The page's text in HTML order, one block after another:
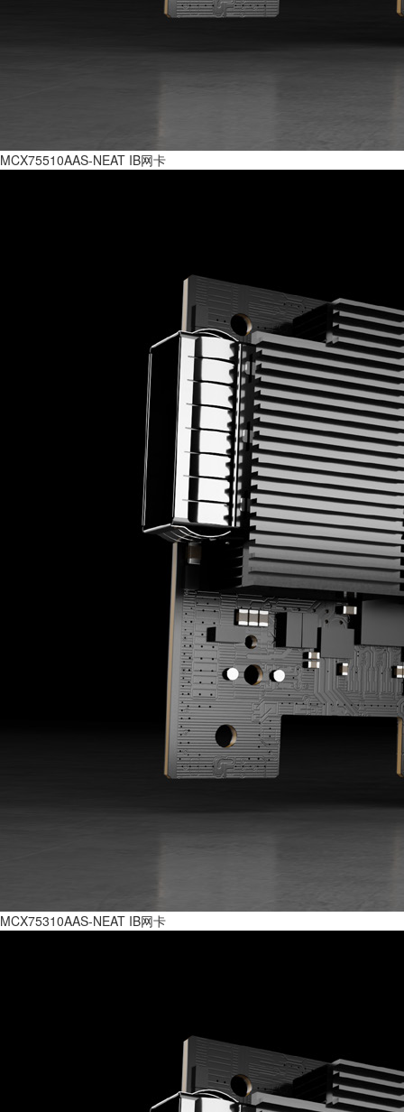
MCX75510AAS-NEAT IB网卡
MCX75310AAS-NEAT IB网卡